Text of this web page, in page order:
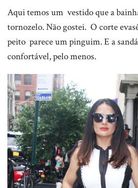
Aqui temos um vestido que a
tornozelo. Não gostei. O corte
peito parece um pinguim. E a
confortável, pelo menos.